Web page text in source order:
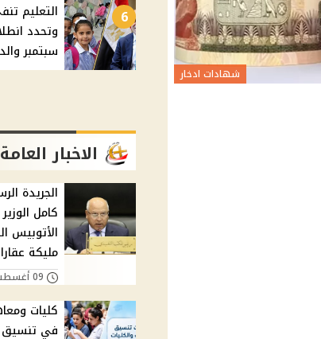
شهادات ادخار
6
التعليم
سبتمبر والدولية
الاخبار العامة
الجريدة
كامل
الأتوبيس
مليكة
09 أغسطس, 2026 02:29 م